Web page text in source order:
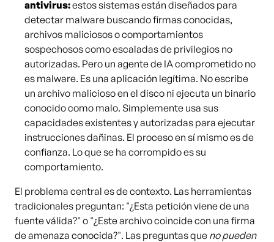
antivirus:estos sistemas están diseñados para
detectar malware buscando firmas conocidas,
archivos maliciosos o comportamientos
sospechosos como escaladas de privilegios no
autorizadas. Pero un agente de IA comprometido no
es malware. Es una aplicación legítima. No escribe
un archivo malicioso en el disco ni ejecuta un binario
conocido como malo. Simplemente usa sus
capacidades existentes y autorizadas para ejecutar
instrucciones dañinas. El proceso en sí mismo es de
confianza. Lo que se ha corrompido es su
comportamiento.
El problema central es de contexto. Las herramientas
tradicionales preguntan: "¿Esta petición viene de una
fuente válida?" o "¿Este archivo coincide con una firma
de amenaza conocida?". Las preguntas que no pueden